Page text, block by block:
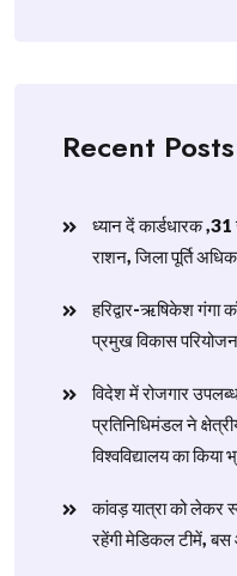
Recent Posts
ध्यान दें कार्डधारक
राशन, जिला पूर्ति
हरिद्वार-ऋषिकेश गंगा
प्रमुख विकास
विदेश में रोजगार
प्रतिनिधिमंडल ने
विश्वविद्यालय का किया
​कांवड़ यात्रा को लेकर
रहेंगी मेडिकल टीमें,